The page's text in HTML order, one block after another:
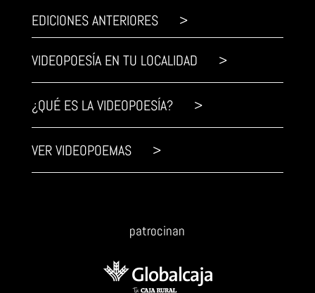
EDICIONES ANTERIORES >
VIDEOPOESÍA EN TU LOCALIDAD >
¿QUÉ ES LA VIDEOPOESÍA? >
VER VIDEOPOEMAS >
patrocinan